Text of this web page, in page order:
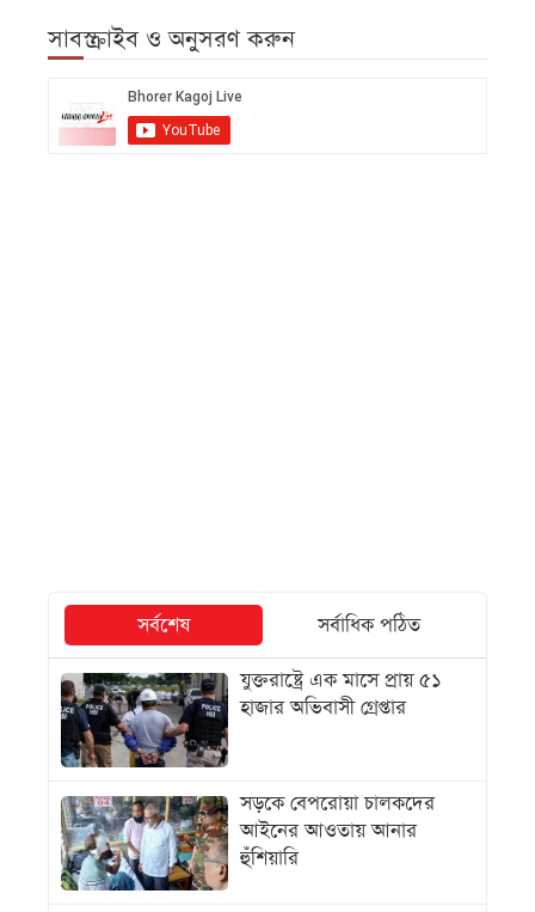
সাবস্ক্রাইব ও অনুসরণ করুন
সর্বশেষ
সর্বাধিক পঠিত
যুক্তরাষ্ট্রে এক মাসে প্রায় ৫১
হাজার অভিবাসী গ্রেপ্তার
সড়কে বেপরোয়া চালকদের
আইনের আওতায় আনার
হুঁশিয়ারি